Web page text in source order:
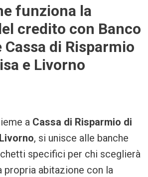
funziona la
credito con Banco
Cassa di Risparmio
e Livorno
a Cassa di Risparmio di
, si unisce alle banche
specifici per chi sceglierà
propria abitazione con la